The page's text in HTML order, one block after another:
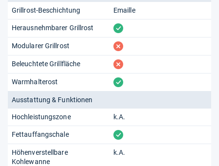
Grillrost-Beschichtung Emaille
Herausnehmbarer Grillrost vorhanden
Modularer Grillrost fehlt
Beleuchtete Grillfläche fehlt
Warmhalterost vorhanden
Ausstattung & Funktionen
Hochleistungszone k.A.
Fettauffangschale vorhanden
Höhenverstellbare
Kohlewanne
k.A.